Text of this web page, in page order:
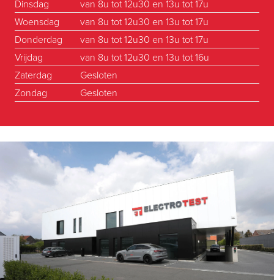
Dinsdag
van 8u tot 12u30 en 13u tot 17u
Woensdag
van 8u tot 12u30 en 13u tot 17u
Donderdag
van 8u tot 12u30 en 13u tot 17u
Vrijdag
van 8u tot 12u30 en 13u tot 16u
Zaterdag
Gesloten
Zondag
Gesloten